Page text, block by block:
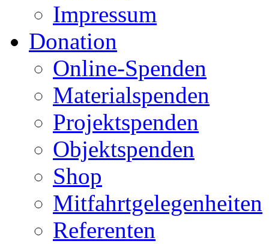
Impressum
Donation
Online-Spenden
Materialspenden
Projektspenden
Objektspenden
Shop
Mitfahrtgelegenheiten
Referenten